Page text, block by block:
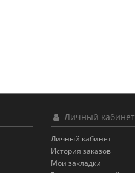
Личный кабинет
Личный кабинет
История заказов
Мои закладки